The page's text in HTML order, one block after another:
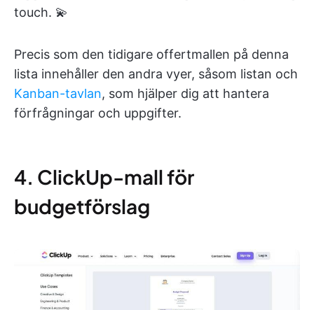
touch. 💫
Precis som den tidigare offertmallen på denna
lista innehåller den andra vyer, såsom listan och
Kanban-tavlan, som hjälper dig att hantera
förfrågningar och uppgifter.
4. ClickUp-mall för
budgetförslag